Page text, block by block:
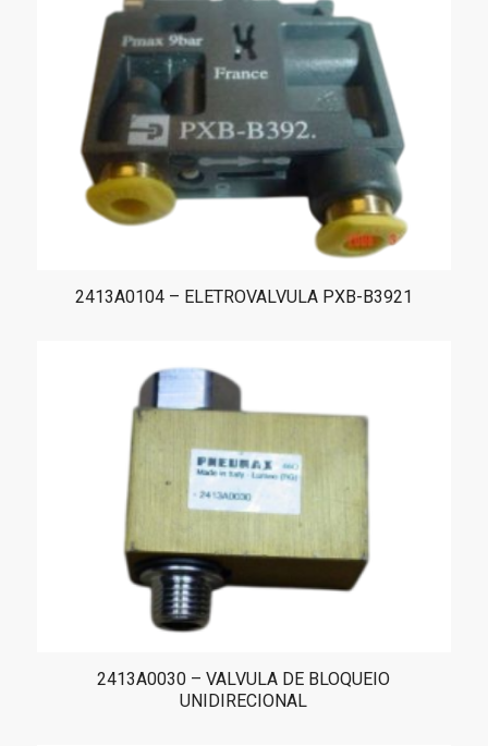
2413A0104 – ELETROVALVULA PXB-B3921
2413A0030 – VALVULA DE BLOQUEIO
UNIDIRECIONAL